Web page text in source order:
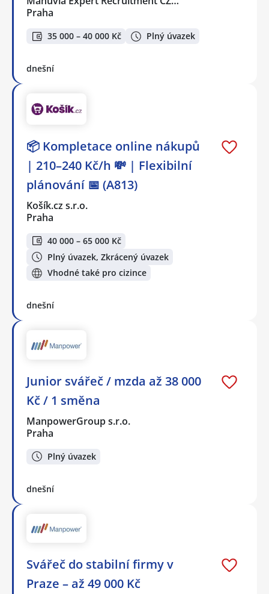
Praha
35 000 – 40 000 Kč Plný úvazek
dnešní
📦 Kompletace online nákupů
| 210–240 Kč/h 💸 | Flexibilní
plánování 📅 (A813)
Košík.cz s.r.o.
Praha
40 000 – 65 000 Kč
Plný úvazek, Zkrácený úvazek
Vhodné také pro cizince
dnešní
Junior svářeč / mzda až 38 000
Kč / 1 směna
ManpowerGroup s.r.o.
Praha
Plný úvazek
dnešní
Svářeč do stabilní firmy v
Praze – až 49 000 Kč